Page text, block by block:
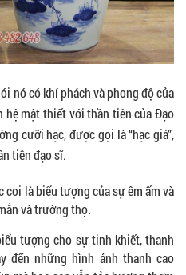
nó có khí phách và phong độ của
hệ mật thiết với thần tiên của Đạo
cưỡi hạc, được gọi là “hạc giá”,
tiên đạo sĩ.
là biểu tượng của sự êm ấm và
và trường thọ.
tượng cho sự tinh khiết, thanh
đến những hình ảnh thanh cao